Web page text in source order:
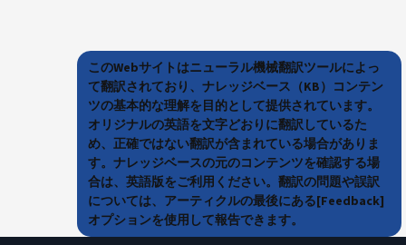
このWebサイトはニューラル機械翻訳ツールによっ
て翻訳されており、ナレッジベース（KB）コンテン
ツの基本的な理解を目的として提供されています。
オリジナルの英語を文字どおりに翻訳しているた
め、正確ではない翻訳が含まれている場合がありま
す。ナレッジベースの元のコンテンツを確認する場
合は、英語版をご利用ください。翻訳の問題や誤訳
については、アーティクルの最後にある[Feedback]
オプションを使用して報告できます。